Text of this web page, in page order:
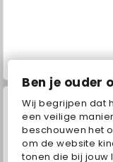
Ben je ouder
Wij begrijpen dat
een veilige
beschouwen het
om de website
tonen die bij